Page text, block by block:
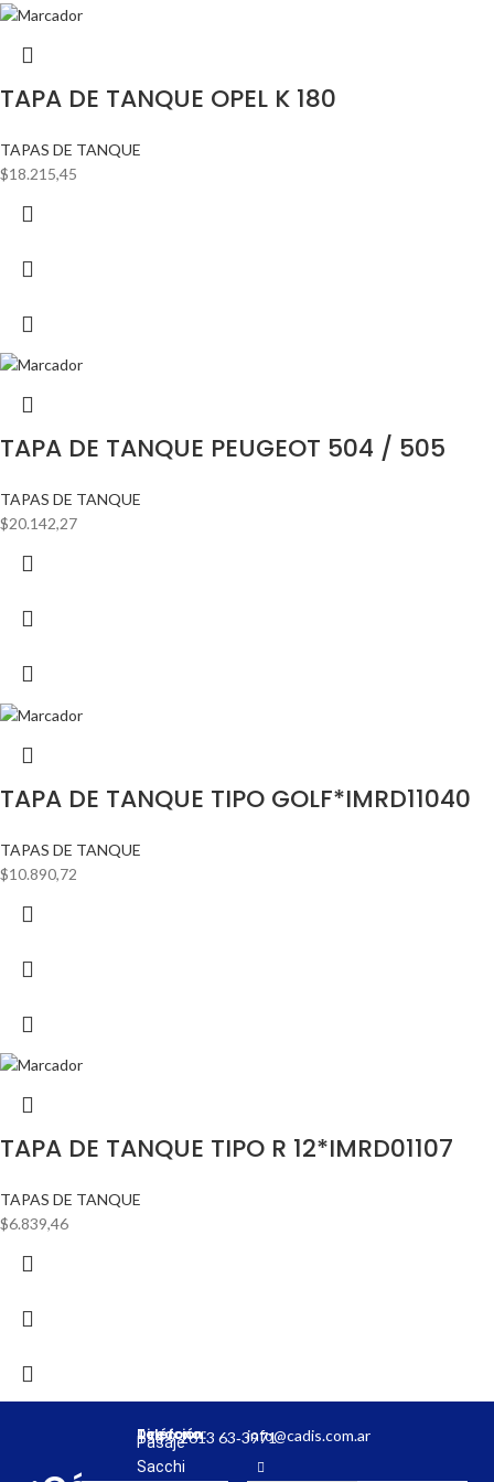
TAPA DE TANQUE OPEL K 180
TAPAS DE TANQUE
$18.215,45
TAPA DE TANQUE PEUGEOT 504 / 505
TAPAS DE TANQUE
$20.142,27
TAPA DE TANQUE TIPO GOLF*IMRD11040
TAPAS DE TANQUE
$10.890,72
TAPA DE TANQUE TIPO R 12*IMRD01107
TAPAS DE TANQUE
$6.839,46
Dirección:
Pasaje
Sacchi
Teléfono:
‪+54 9 2613 63‑3971‬info@cadis.com.ar